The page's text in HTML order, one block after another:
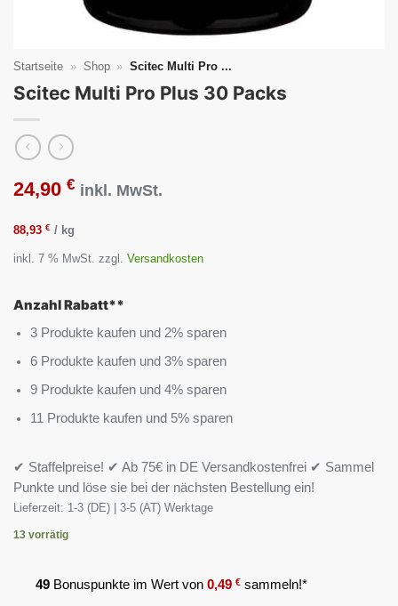
Startseite » Shop » Scitec Multi Pro ...
Scitec Multi Pro Plus 30 Packs
24,90 € inkl. MwSt.
88,93 € / kg
inkl. 7 % MwSt. zzgl. Versandkosten
Anzahl Rabatt**
3 Produkte kaufen und 2% sparen
6 Produkte kaufen und 3% sparen
9 Produkte kaufen und 4% sparen
11 Produkte kaufen und 5% sparen
✔ Staffelpreise! ✔ Ab 75€ in DE Versandkostenfrei ✔ Sammel
Punkte und löse sie bei der nächsten Bestellung ein!
Lieferzeit: 1-3 (DE) | 3-5 (AT) Werktage
13 vorrätig
49 Bonuspunkte im Wert von 0,49 € sammeln!*